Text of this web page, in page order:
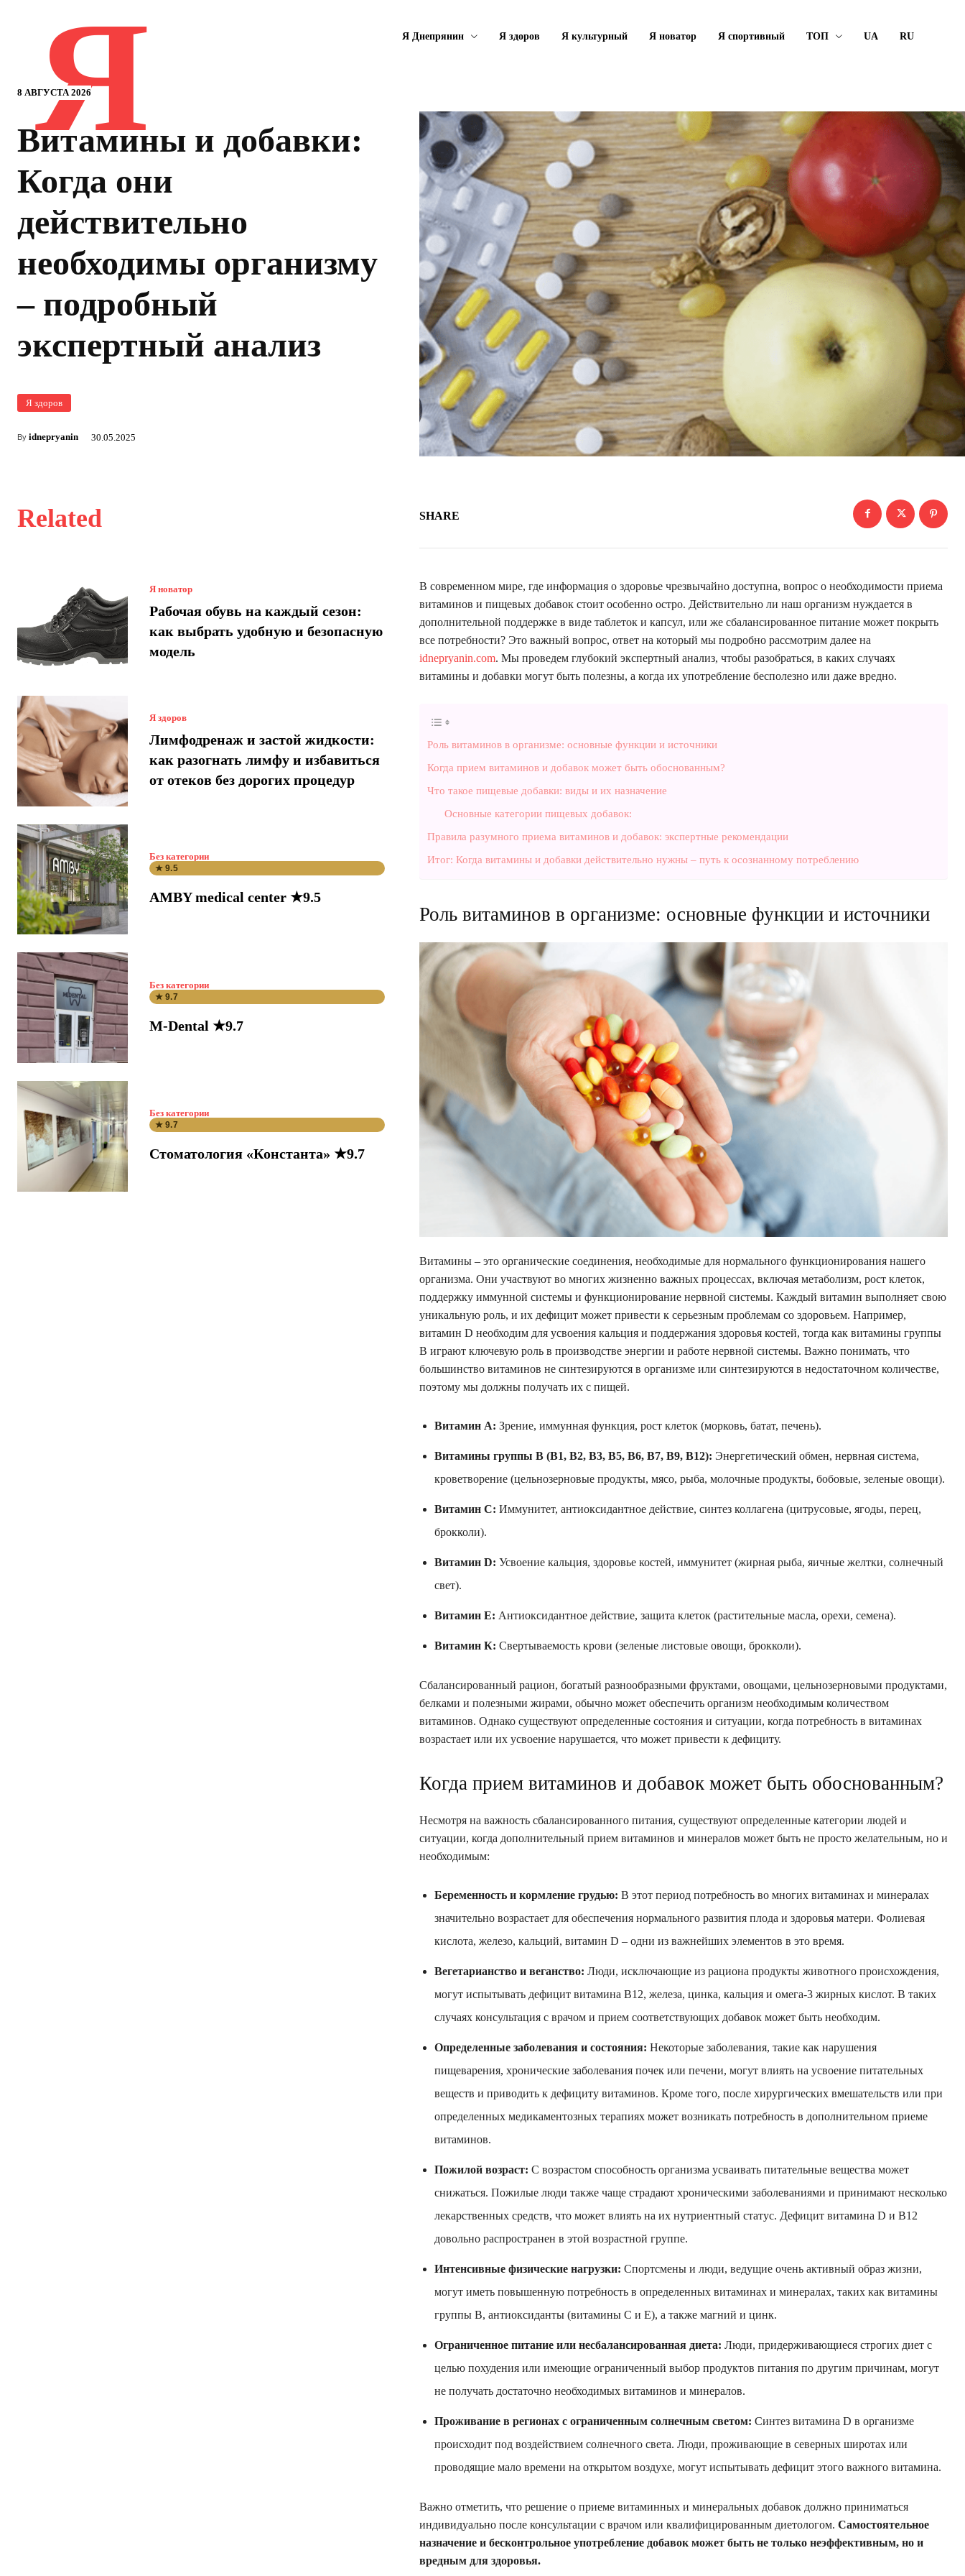
8 АВГУСТА 2026
Я Я Днепрянин Я здоров Я культурный Я новатор Я спортивный ТОП UA RU
Витамины и добавки:
Когда они
действительно
необходимы организму
– подробный
экспертный анализ
Я здоров
By idnepryanin 30.05.2025
Related
Я новатор
Рабочая обувь на каждый сезон:
как выбрать удобную и безопасную
модель
Я здоров
Лимфодренаж и застой жидкости:
как разогнать лимфу и избавиться
от отеков без дорогих процедур
Без категории
★ 9.5
AMBY medical center ★9.5
Без категории
★ 9.7
M-Dental ★9.7
Без категории
★ 9.7
Стоматология «Константа» ★9.7
SHARE
В современном мире, где информация о здоровье чрезвычайно доступна, вопрос о необходимости приема
витаминов и пищевых добавок стоит особенно остро. Действительно ли наш организм нуждается в
дополнительной поддержке в виде таблеток и капсул, или же сбалансированное питание может покрыть
все потребности? Это важный вопрос, ответ на который мы подробно рассмотрим далее на
idnepryanin.com. Мы проведем глубокий экспертный анализ, чтобы разобраться, в каких случаях
витамины и добавки могут быть полезны, а когда их употребление бесполезно или даже вредно.
Роль витаминов в организме: основные функции и источники
Когда прием витаминов и добавок может быть обоснованным?
Что такое пищевые добавки: виды и их назначение
Основные категории пищевых добавок:
Правила разумного приема витаминов и добавок: экспертные рекомендации
Итог: Когда витамины и добавки действительно нужны – путь к осознанному потреблению
Роль витаминов в организме: основные функции и источники
Витамины – это органические соединения, необходимые для нормального функционирования нашего
организма. Они участвуют во многих жизненно важных процессах, включая метаболизм, рост клеток,
поддержку иммунной системы и функционирование нервной системы. Каждый витамин выполняет свою
уникальную роль, и их дефицит может привести к серьезным проблемам со здоровьем. Например,
витамин D необходим для усвоения кальция и поддержания здоровья костей, тогда как витамины группы
B играют ключевую роль в производстве энергии и работе нервной системы. Важно понимать, что
большинство витаминов не синтезируются в организме или синтезируются в недостаточном количестве,
поэтому мы должны получать их с пищей.
Витамин А: Зрение, иммунная функция, рост клеток (морковь, батат, печень).
Витамины группы В (B1, B2, B3, B5, B6, B7, B9, B12): Энергетический обмен, нервная система,
кроветворение (цельнозерновые продукты, мясо, рыба, молочные продукты, бобовые, зеленые овощи).
Витамин С: Иммунитет, антиоксидантное действие, синтез коллагена (цитрусовые, ягоды, перец,
брокколи).
Витамин D: Усвоение кальция, здоровье костей, иммунитет (жирная рыба, яичные желтки, солнечный
свет).
Витамин Е: Антиоксидантное действие, защита клеток (растительные масла, орехи, семена).
Витамин К: Свертываемость крови (зеленые листовые овощи, брокколи).
Сбалансированный рацион, богатый разнообразными фруктами, овощами, цельнозерновыми продуктами,
белками и полезными жирами, обычно может обеспечить организм необходимым количеством
витаминов. Однако существуют определенные состояния и ситуации, когда потребность в витаминах
возрастает или их усвоение нарушается, что может привести к дефициту.
Когда прием витаминов и добавок может быть обоснованным?
Несмотря на важность сбалансированного питания, существуют определенные категории людей и
ситуации, когда дополнительный прием витаминов и минералов может быть не просто желательным, но и
необходимым:
Беременность и кормление грудью: В этот период потребность во многих витаминах и минералах
значительно возрастает для обеспечения нормального развития плода и здоровья матери. Фолиевая
кислота, железо, кальций, витамин D – одни из важнейших элементов в это время.
Вегетарианство и веганство: Люди, исключающие из рациона продукты животного происхождения,
могут испытывать дефицит витамина B12, железа, цинка, кальция и омега-3 жирных кислот. В таких
случаях консультация с врачом и прием соответствующих добавок может быть необходим.
Определенные заболевания и состояния: Некоторые заболевания, такие как нарушения
пищеварения, хронические заболевания почек или печени, могут влиять на усвоение питательных
веществ и приводить к дефициту витаминов. Кроме того, после хирургических вмешательств или при
определенных медикаментозных терапиях может возникать потребность в дополнительном приеме
витаминов.
Пожилой возраст: С возрастом способность организма усваивать питательные вещества может
снижаться. Пожилые люди также чаще страдают хроническими заболеваниями и принимают несколько
лекарственных средств, что может влиять на их нутриентный статус. Дефицит витамина D и B12
довольно распространен в этой возрастной группе.
Интенсивные физические нагрузки: Спортсмены и люди, ведущие очень активный образ жизни,
могут иметь повышенную потребность в определенных витаминах и минералах, таких как витамины
группы B, антиоксиданты (витамины C и E), а также магний и цинк.
Ограниченное питание или несбалансированная диета: Люди, придерживающиеся строгих диет с
целью похудения или имеющие ограниченный выбор продуктов питания по другим причинам, могут
не получать достаточно необходимых витаминов и минералов.
Проживание в регионах с ограниченным солнечным светом: Синтез витамина D в организме
происходит под воздействием солнечного света. Люди, проживающие в северных широтах или
проводящие мало времени на открытом воздухе, могут испытывать дефицит этого важного витамина.
Важно отметить, что решение о приеме витаминных и минеральных добавок должно приниматься
индивидуально после консультации с врачом или квалифицированным диетологом. Самостоятельное
назначение и бесконтрольное употребление добавок может быть не только неэффективным, но и
вредным для здоровья.